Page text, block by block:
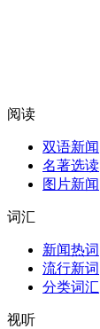
阅读
双语新闻
名著选读
图片新闻
词汇
新闻热词
流行新词
分类词汇
视听